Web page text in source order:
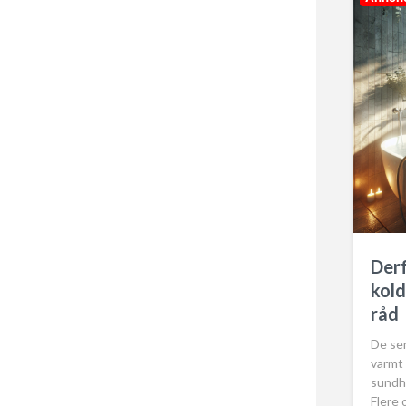
t
e
råd
De
varmt
Flere